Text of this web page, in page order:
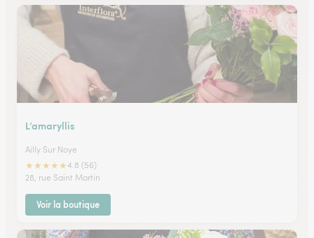
L’amaryllis
Ailly Sur Noye
★★★★★4.8 (56)
28, rue Saint Martin
Voir la boutique